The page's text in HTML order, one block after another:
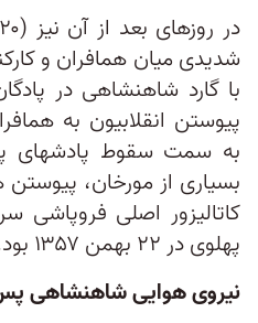
شدیدی میان همافران و
با گارد شاهنشاهی در
پیوستن انقلابیون به
به سمت سقوط پادشهای
بسیاری از مورخان، پیوستن
کاتالیزور اصلی فروپاشی
پهلوی در ۲۲ بهمن ۱۳۵۷ بود.
نیروی هوایی شاهنشاهی